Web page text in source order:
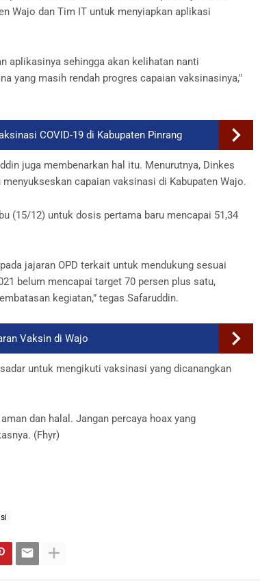
Wajo dan Tim IT untuk menyiapkan aplikasi
aplikasinya sehingga akan kelihatan nanti
yang masih rendah progres capaian vaksinasinya,"
COVID-19 di Kabupaten Pinrang
juga membenarkan hal itu. Menurutnya, Dinkes
capaian vaksinasi di Kabupaten Wajo.
(15/12) untuk dosis pertama baru mencapai 51,34
jajaran OPD terkait untuk mendukung sesuai
belum mencapai target 70 persen plus satu,
kegiatan,” tegas Safaruddin.
Vaksin di Wajo
untuk mengikuti vaksinasi yang dicanangkan
dan halal. Jangan percaya hoax yang
(Fhyr)